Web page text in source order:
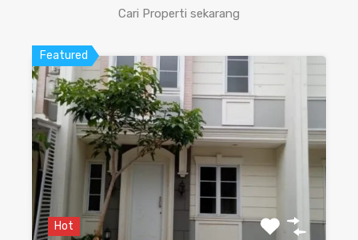
Cari Properti sekarang
Featured
Hot